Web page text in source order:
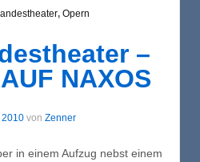
, Opern
–
NAXOS
2010 von Zenner
in einem Aufzug nebst einem